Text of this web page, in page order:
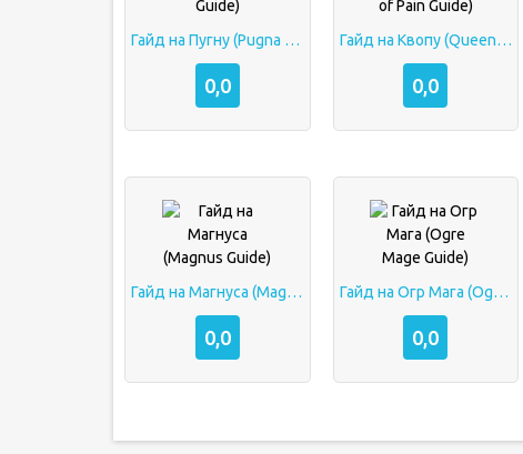
Гайд на Пугну (Pugna Guide)
0,0
Гайд на Квопу (Queen of Pain Guide)
0,0
Гайд на Магнуса (Magnus Guide)
0,0
Гайд на Огр Мага (Ogre Mage Guide)
0,0